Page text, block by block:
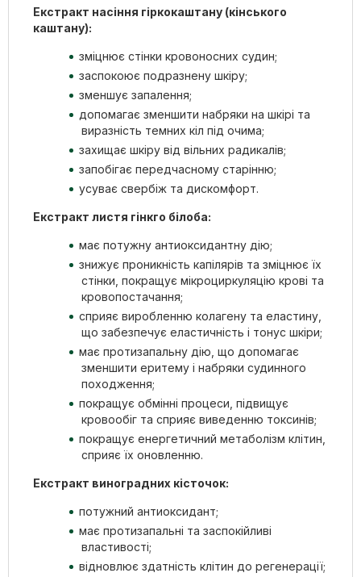
Екстракт насіння гіркокаштану (кінського
каштану):
зміцнює стінки кровоносних судин;
заспокоює подразнену шкіру;
зменшує запалення;
допомагає зменшити набряки на шкірі та
виразність темних кіл під очима;
захищає шкіру від вільних радикалів;
запобігає передчасному старінню;
усуває свербіж та дискомфорт.
Екстракт листя гінкго білоба:
має потужну антиоксидантну дію;
знижує проникність капілярів та зміцнює їх
стінки, покращує мікроциркуляцію крові та
кровопостачання;
сприяє виробленню колагену та еластину,
що забезпечує еластичність і тонус шкіри;
має протизапальну дію, що допомагає
зменшити еритему і набряки судинного
походження;
покращує обмінні процеси, підвищує
кровообіг та сприяє виведенню токсинів;
покращує енергетичний метаболізм клітин,
сприяє їх оновленню.
Екстракт виноградних кісточок:
потужний антиоксидант;
має протизапальні та заспокійливі
властивості;
відновлює здатність клітин до регенерації;